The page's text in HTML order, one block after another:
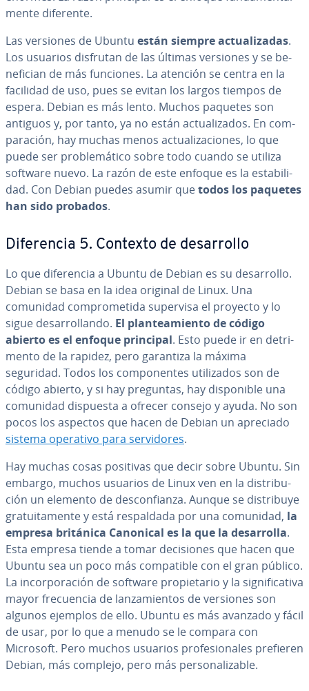
me­n­te diferente.
Las versiones de Ubuntu están siempre ac­tua­li­za­das.
Los usuarios disfrutan de las últimas versiones y se be­
ne­fi­cian de más funciones. La atención se centra en la
facilidad de uso, pues se evitan los largos tiempos de
espera. Debian es más lento. Muchos paquetes son
antiguos y, por tanto, ya no están ac­tua­li­za­dos. En co­m­
pa­ra­ción, hay muchas menos ac­tua­li­za­cio­nes, lo que
puede ser pro­ble­má­ti­co sobre todo cuando se utiliza
software nuevo. La razón de este enfoque es la es­ta­bi­li­
dad. Con Debian puedes asumir quetodos los paquetes
han sido probados.
Di­fe­re­n­cia 5. Contexto de de­sa­rro­llo
Lo que di­fe­re­n­cia a Ubuntu de Debian es su de­sa­rro­llo.
Debian se basa en la idea original de Linux. Una
comunidad co­m­pro­me­ti­da supervisa el proyecto y lo
sigue de­sa­rro­lla­n­do. El pla­n­tea­mie­n­to de código
abierto es el enfoque principal. Esto puede ir en de­tri­
me­n­to de la rapidez, pero garantiza la máxima
seguridad. Todos los co­m­po­ne­n­tes uti­li­za­dos son de
código abierto, y si hay preguntas, hay di­s­po­ni­ble una
comunidad dispuesta a ofrecer consejo y ayuda. No son
pocos los aspectos que hacen de Debian un apreciado
sistema operativo para se­r­vi­do­res.
Hay muchas cosas positivas que decir sobre Ubuntu. Sin
embargo, muchos usuarios de Linux ven en la di­s­tri­bu­
ción un elemento de de­s­co­n­fia­n­za. Aunque se di­s­tri­bu­ye
gra­tui­ta­me­n­te y está re­s­pa­l­da­da por una comunidad, la
empresa británica Canonical es la que la de­sa­rro­lla.
Esta empresa tiende a tomar de­ci­sio­nes que hacen que
Ubuntu sea un poco más co­m­pa­ti­ble con el gran público.
La in­co­r­po­ra­ción de software pro­pie­ta­rio y la si­g­ni­fi­ca­ti­va
mayor fre­cue­n­cia de la­n­za­mie­n­tos de versiones son
algunos ejemplos de ello. Ubuntu es más avanzado y fácil
de usar, por lo que a menudo se le compara con
Microsoft. Pero muchos usuarios pro­fe­sio­na­les prefieren
Debian, más complejo, pero más pe­r­so­na­li­za­ble.